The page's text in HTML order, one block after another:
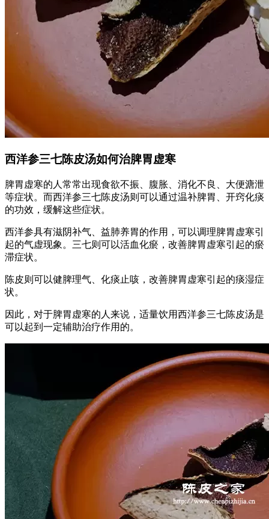
西洋参三七陈皮汤如何治脾胃虚寒
脾胃虚寒的人常常出现食欲不振、腹胀、消化不良、大便溏泄
等症状。而西洋参三七陈皮汤则可以通过温补脾胃、开窍化痰
的功效，缓解这些症状。
西洋参具有滋阴补气、益肺养胃的作用，可以调理脾胃虚寒引
起的气虚现象。三七则可以活血化瘀，改善脾胃虚寒引起的瘀
滞症状。
陈皮则可以健脾理气、化痰止咳，改善脾胃虚寒引起的痰湿症
状。
因此，对于脾胃虚寒的人来说，适量饮用西洋参三七陈皮汤是
可以起到一定辅助治疗作用的。